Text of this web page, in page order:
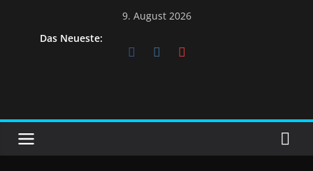
9. August 2026
Das Neueste: